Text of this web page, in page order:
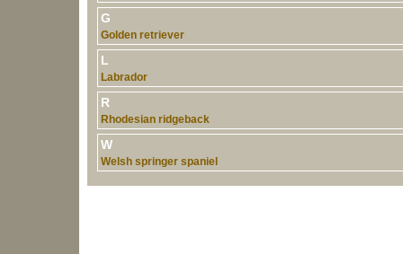
G
Golden retriever
L
Labrador
R
Rhodesian ridgeback
W
Welsh springer spaniel